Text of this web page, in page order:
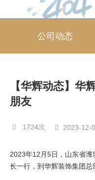
公司动态
【华辉动态】华
朋友
1724次 2023-12-
2023年12月5日，山东省
长一行，到华辉装饰集团总